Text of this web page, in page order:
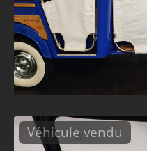
Véhicule vendu